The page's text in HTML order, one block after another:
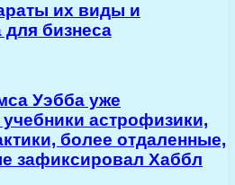
их виды и
бизнеса
Уэбба уже
астрофизики,
более отдаленные,
зафиксировал Хаббл